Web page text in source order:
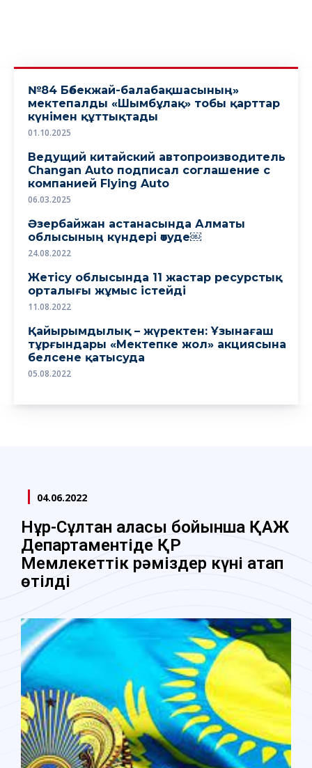
№84 Бөбекжай-балабақшасының»
мектепалды «Шымбұлақ» тобы қарттар
күнімен құттықтады
01.10.2025
Ведущий китайский автопроизводитель
Changan Auto подписал соглашение с
компанией Flying Auto
06.03.2025
Әзербайжан астанасында Алматы
облысының күндері өтуде￼
24.08.2022
Жетісу облысында 11 жастар ресурстық
орталығы жұмыс істейді
11.08.2022
Қайырымдылық – жүректен: Ұзынағаш
тұрғындары «Мектепке жол» акциясына
белсене қатысуда
05.08.2022